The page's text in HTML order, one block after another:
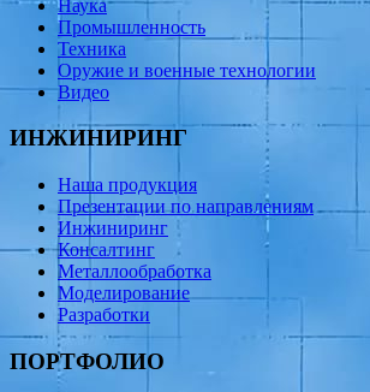
Наука
Промышленность
Техника
Оружие и военные технологии
Видео
ИНЖИНИРИНГ
Наша продукция
Презентации по направлениям
Инжиниринг
Консалтинг
Металлообработка
Моделирование
Разработки
ПОРТФОЛИО